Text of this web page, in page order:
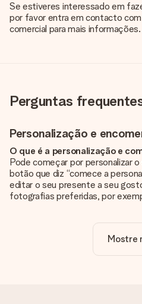
Se estiveres interessado em
por favor entra em contacto
comercial para mais informações.
Perguntas
Personalização e
O que é a personalização e
Pode começar por personalizar
botão que diz “comece a
editar o seu presente a seu
fotografias preferidas, por
A personalização está incluída
Sim, o preço apresentado noMostre